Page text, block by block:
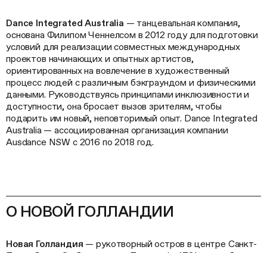
Dance Integrated Australia — танцевальная компания,
основана Филипом Ченнелсом в 2012 году для подготовки
условий для реализации совместных международных
проектов начинающих и опытных артистов,
ориентированных на вовлечение в художественный
процесс людей с различным бэкграундом и физическими
данными. Руководствуясь принципами инклюзивности и
доступности, она бросает вызов зрителям, чтобы
подарить им новый, неповторимый опыт. Dance Integrated
Australia — ассоциированная организация компании
Ausdance NSW с 2016 по 2018 год.
О НОВОЙ ГОЛЛАНДИИ
Новая Голландия — рукотворный остров в центре Санкт-